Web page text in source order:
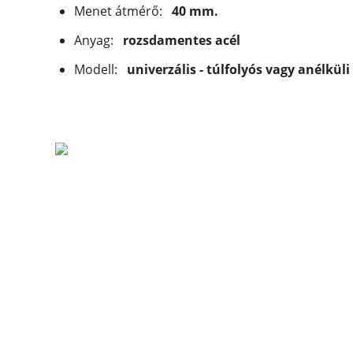
Menet átmérő: 40 mm.
Anyag:
rozsdamentes acél
Modell:
univerzális - túlfolyós vagy